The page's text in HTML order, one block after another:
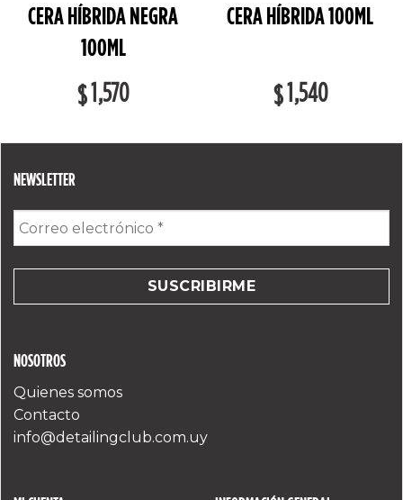
CERA HÍBRIDA NEGRA
100ML
$1,570
CERA HÍBRIDA 100ML
$1,540
NOSOTROS
Quienes somos
Contacto
info@detailingclub.com.uy
NEWSLETTER
electrónico